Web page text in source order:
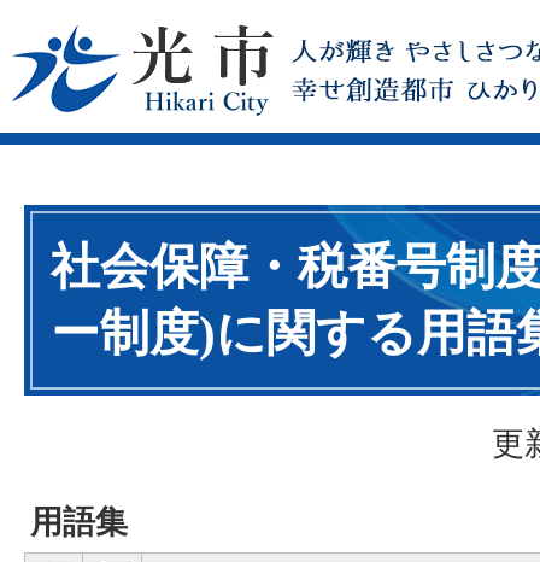
社会保障・税番号制
ー制度)に関する用語
更
用語集